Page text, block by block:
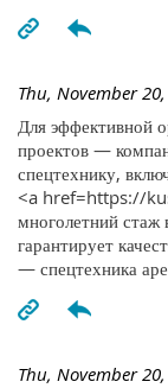
Thu, November
Для эффективной
проектов —
спецтехнику,
<a href=https://
многолетний стаж
гарантирует
— спецтехника
Thu, November